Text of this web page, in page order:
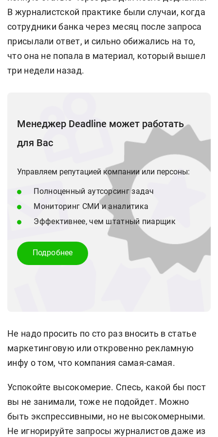
В журналистской практике были случаи, когда
сотрудники банка через месяц после запроса
присылали ответ, и сильно обижались на то,
что она не попала в материал, который вышел
три недели назад.
Менеджер Deadline может работать
для Вас
Управляем репутацией компании или персоны:
Полноценный аутсорсинг задач
Мониторинг СМИ и аналитика
Эффективнее, чем штатный пиарщик
Подробнее
Не надо просить по сто раз вносить в статье
маркетинговую или откровенно рекламную
инфу о том, что компания самая-самая.
Успокойте высокомерие. Спесь, какой бы пост
вы не занимали, тоже не подойдет. Можно
быть экспрессивными, но не высокомерными.
Не игнорируйте запросы журналистов даже из